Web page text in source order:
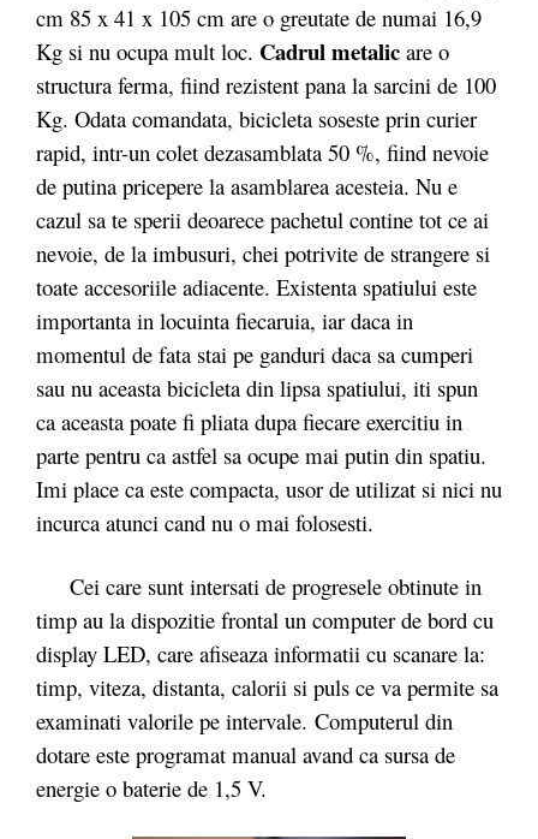
cm 85 x 41 x 105 cm are o greutate de numai 16,9
Kg si nu ocupa mult loc. Cadrul metalic are o
structura ferma, fiind rezistent pana la sarcini de 100
Kg. Odata comandata, bicicleta soseste prin curier
rapid, intr-un colet dezasamblata 50 %, fiind nevoie
de putina pricepere la asamblarea acesteia. Nu e
cazul sa te sperii deoarece pachetul contine tot ce ai
nevoie, de la imbusuri, chei potrivite de strangere si
toate accesoriile adiacente. Existenta spatiului este
importanta in locuinta fiecaruia, iar daca in
momentul de fata stai pe ganduri daca sa cumperi
sau nu aceasta bicicleta din lipsa spatiului, iti spun
ca aceasta poate fi pliata dupa fiecare exercitiu in
parte pentru ca astfel sa ocupe mai putin din spatiu.
Imi place ca este compacta, usor de utilizat si nici nu
incurca atunci cand nu o mai folosesti.
Cei care sunt intersati de progresele obtinute in
timp au la dispozitie frontal un computer de bord cu
display LED, care afiseaza informatii cu scanare la:
timp, viteza, distanta, calorii si puls ce va permite sa
examinati valorile pe intervale. Computerul din
dotare este programat manual avand ca sursa de
energie o baterie de 1,5 V.